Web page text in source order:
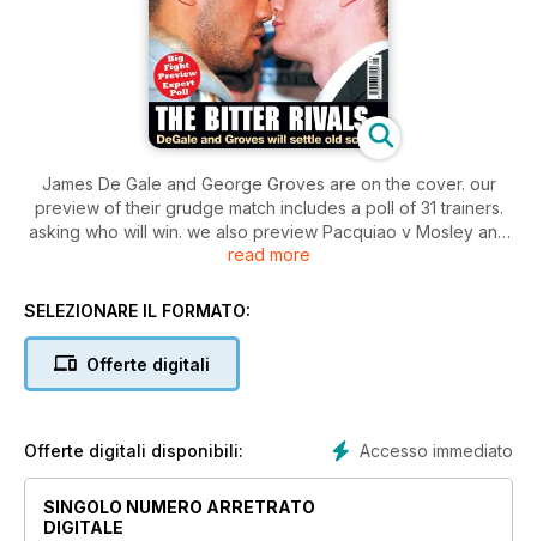
James De Gale and George Groves are on the cover. our
preview of their grudge match includes a poll of 31 trainers.
asking who will win. we also preview Pacquiao v Mosley and
Pascal Hopkins II. We meet Eddie Hearn of Matchroom and
daunting tasks. as well as Billy Nelson who trains Ricky Burns.
Price. WBO Super middleweight champ Robert Steiglitz and
Canadian phenomenon Lucian Bute. Plus theres much much
read more
SELEZIONARE IL FORMATO:
Offerte digitali
Accesso immediato
Offerte digitali disponibili:
SINGOLO NUMERO ARRETRATO
DIGITALE